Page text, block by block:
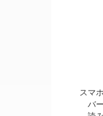
スマ
バ